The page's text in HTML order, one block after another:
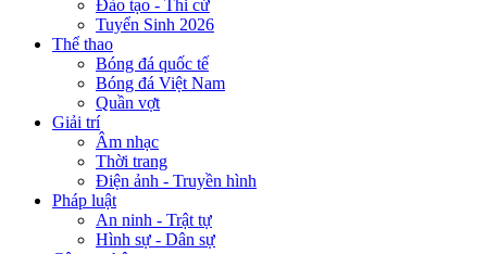
Đào tạo - Thi cử
Tuyển Sinh 2026
Thể thao
Bóng đá quốc tế
Bóng đá Việt Nam
Quần vợt
Giải trí
Âm nhạc
Thời trang
Điện ảnh - Truyền hình
Pháp luật
An ninh - Trật tự
Hình sự - Dân sự